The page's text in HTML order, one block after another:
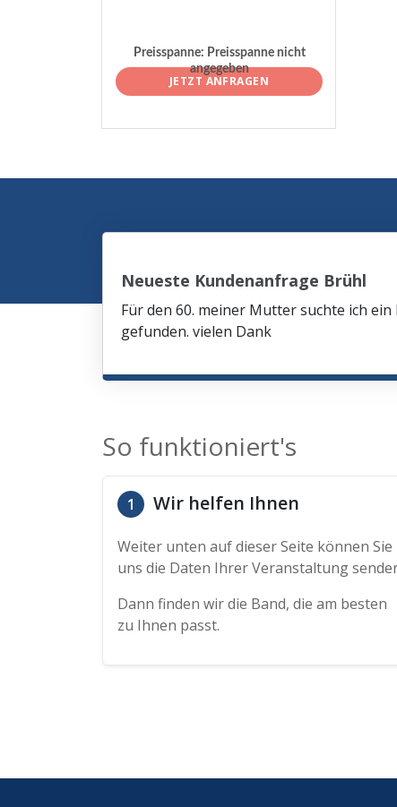
Preisspanne: Preisspanne nicht
angegeben
JETZT ANFRAGEN
Neueste Kundenanfrage Brühl
Für den 60. meiner Mutter suchte ich
gefunden. vielen Dank
So funktioniert's
1 Wir helfen Ihnen
Weiter unten auf dieser Seite können Sie
uns die Daten Ihrer Veranstaltung
Dann finden wir die Band, die am besten
zu Ihnen passt.